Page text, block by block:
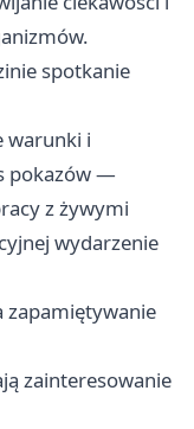
spotkanie
warunki i
pokazów —
z żywymi
wydarzenie
zapamiętywanie
zainteresowanie